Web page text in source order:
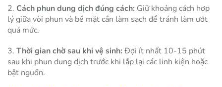
2. Cách phun dung dịch đúng cách: Giữ khoảng cách hợp
lý giữa vòi phun và bề mặt cần làm sạch để tránh làm ướt
quá mức.
3. Thời gian chờ sau khi vệ sinh: Đợi ít nhất 10-15 phút
sau khi phun dung dịch trước khi lắp lại các linh kiện hoặc
bật nguồn.